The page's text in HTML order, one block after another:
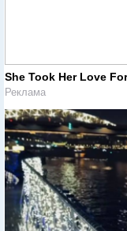
She Took Her Love
Реклама